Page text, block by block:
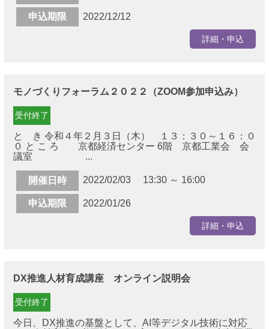
申込期限 2022/12/12
詳細・申込
モノづくりフォーラム２０２２（ZOOM参加申込み）
受付終了
と き 令和４年２月３日（木） １３：３０～１６：０
０ と こ ろ 京都経済センター 6階 京都工業会 会
議室 ...
開催日時 2022/02/03 13:30 ～ 16:00
申込期限 2022/01/26
詳細・申込
DX推進人材育成講座 オンライン説明会
受付終了
今日、DX推進の基盤として、AI等デジタル技術に対応